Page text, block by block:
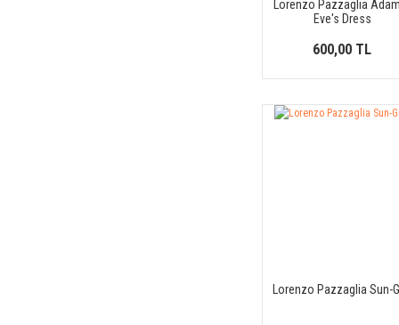
Lorenzo Pazzaglia
Eve's Dress
600,00 TL
Lorenzo Pazzaglia Sun-